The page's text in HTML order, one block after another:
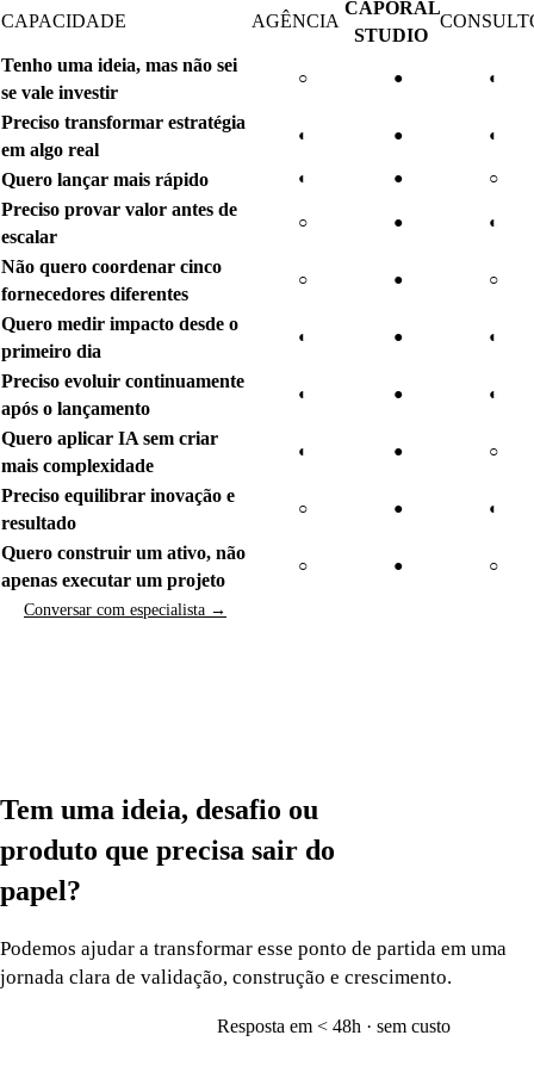
CAPACIDADE AGÊNCIA
CAPORAL
STUDIO
Tenho uma ideia, mas não sei
se vale investir
○ ● ◐
Preciso transformar estratégia
em algo real
◐ ● ◐
Quero lançar mais rápido ◐ ● ○
Preciso provar valor antes de
escalar
○ ● ◐
Não quero coordenar cinco
fornecedores diferentes
○ ● ○
Quero medir impacto desde o
primeiro dia
◐ ● ◐
Preciso evoluir continuamente
após o lançamento
◐ ● ◐
Quero aplicar IA sem criar
mais complexidade
◐ ● ○
Preciso equilibrar inovação e
resultado
○ ● ◐
Quero construir um ativo, não
apenas executar um projeto
○ ● ○
Conversar com especialista →
Tem uma ideia, desafio ou
produto que precisa sair do
papel?
Podemos ajudar a transformar esse ponto de partida em uma
jornada clara de validação, construção e crescimento.
Resposta em < 48h · sem custo